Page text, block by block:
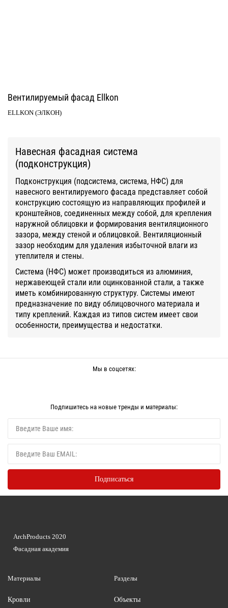
Вентилируемый фасад Ellkon
ELLKON (ЭЛКОН)
Навесная фасадная система
(подконструкция)
Подконструкция (подсистема, система, НФС) для
навесного вентилируемого фасада представляет собой
конструкцию состоящую из направляющих профилей и
кронштейнов, соединенных между собой, для крепления
наружной облицовки и формирования вентиляционного
зазора, между стеной и облицовкой. Вентиляционный
зазор необходим для удаления избыточной влаги из
утеплителя и стены.
Система (НФС) может производиться из алюминия,
нержавеющей стали или оцинкованной стали, а также
иметь комбинированную структуру. Системы имеют
предназначение по виду облицовочного материала и
типу креплений. Каждая из типов систем имеет свои
особенности, преимущества и недостатки.
Мы в соцсетях:
Подпишитесь на новые тренды и материалы:
Материалы
Кровли
Разделы
Объекты
ArchProducts 2020
Фасадная академия